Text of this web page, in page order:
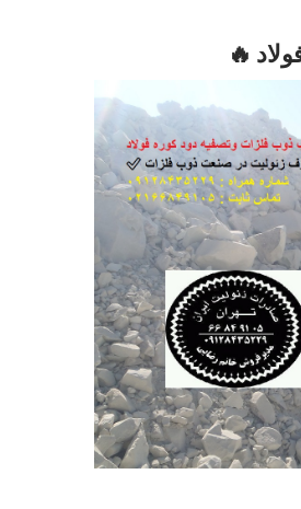
🔥